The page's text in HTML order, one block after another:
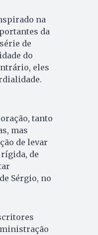
na
da
de
do
eles
tanto
mas
de levar
de
Sérgio, no